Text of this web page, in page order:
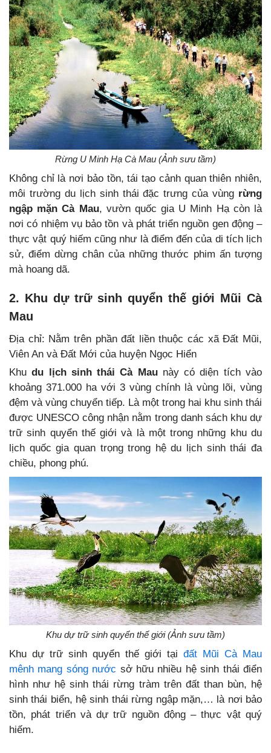
Rừng U Minh Hạ Cà Mau (Ảnh sưu tầm)
Không chỉ là nơi bảo tồn, tái tạo cảnh quan thiên nhiên,
môi trường du lịch sinh thái đặc trưng của vùng rừng
ngập mặn Cà Mau, vườn quốc gia U Minh Hạ còn là
nơi có nhiệm vụ bảo tồn và phát triển nguồn gen động –
thực vật quý hiếm cũng như là điểm đến của di tích lịch
sử, điểm dừng chân của những thước phim ấn tượng
mà hoang dã.
2. Khu dự trữ sinh quyển thế giới Mũi Cà
Mau
Địa chỉ: Nằm trên phần đất liền thuộc các xã Đất Mũi,
Viên An và Đất Mới của huyện Ngọc Hiển
Khu du lịch sinh thái Cà Maunày có diện tích vào
khoảng 371.000 ha với 3 vùng chính là vùng lõi, vùng
đệm và vùng chuyển tiếp. Là một trong hai khu sinh thái
được UNESCO công nhận nằm trong danh sách khu dự
trữ sinh quyển thế giới và là một trong những khu du
lịch quốc gia quan trọng trong hệ du lịch sinh thái đa
chiều, phong phú.
Khu dự trữ sinh quyển thế giới (Ảnh sưu tầm)
Khu dự trữ sinh quyển thế giới tại đất Mũi Cà Mau
mênh mang sóng nước sở hữu nhiều hệ sinh thái điển
hình như hệ sinh thái rừng tràm trên đất than bùn, hệ
sinh thái biển, hệ sinh thái rừng ngập mặn,… là nơi bảo
tồn, phát triển và dự trữ nguồn động – thực vật quý
hiếm.